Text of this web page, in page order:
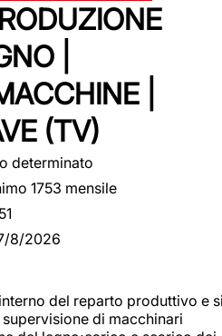
|
|
(TV)
determinato
1753 mensile
8/2026
del reparto produttivo e
di macchinari